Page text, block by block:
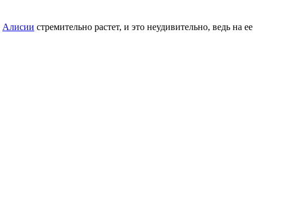
Алисии стремительно растет, и это неудивительно, ведь на ее